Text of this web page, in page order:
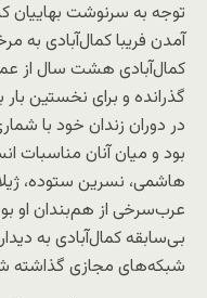
توجه به سرنوشت بهاییان
آمدن فریبا کمال‌آبادی به
کمال‌آبادی هشت سال از
گذرانده و برای نخستین
در دوران زندان خود با
بود و میان آنان مناسبات
هاشمی، نسرین ستوده،
عرب‌سرخی از هم‌بندان او
بی‌سابقه کمال‌آبادی به
شبکه‌های مجازی گذاشته